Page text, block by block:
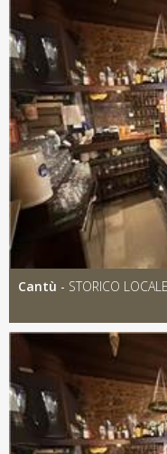
Cantù - STORICO